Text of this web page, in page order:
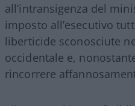
all’intransigenza del
imposto all’esecutivo
liberticide sconosciute
occidentale e,
rincorrere